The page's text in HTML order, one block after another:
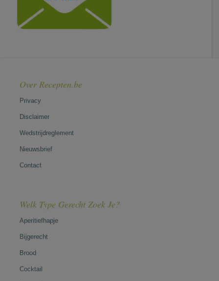
Over Recepten.be
Privacy
Disclaimer
Wedstrijdreglement
Nieuwsbrief
Contact
Welk Type Gerecht Zoek Je?
Aperitiefhapje
Bijgerecht
Brood
Cocktail